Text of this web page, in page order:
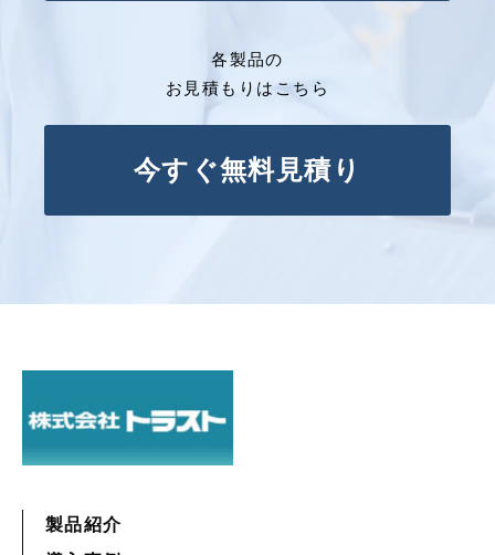
各製品の
お見積もりはこちら
今すぐ無料見積り
製品紹介